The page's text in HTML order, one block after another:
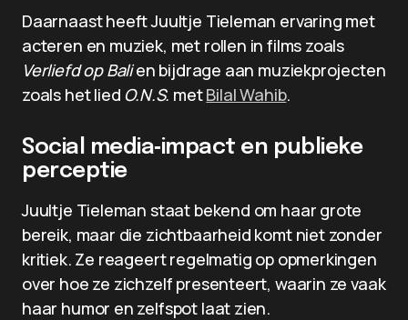
Daarnaast heeft Juultje Tieleman ervaring met
acteren en muziek, met rollen in films zoals
Verliefd op Balien bijdrage aan muziekprojecten
zoals het lied O.N.S. metBilal Wahib.
Social media‑impact en publieke
perceptie
Juultje Tieleman staat bekend om haar grote
bereik, maar die zichtbaarheid komt niet zonder
kritiek. Ze reageert regelmatig op opmerkingen
over hoe ze zichzelf presenteert, waarin ze vaak
haar humor en zelfspot laat zien.